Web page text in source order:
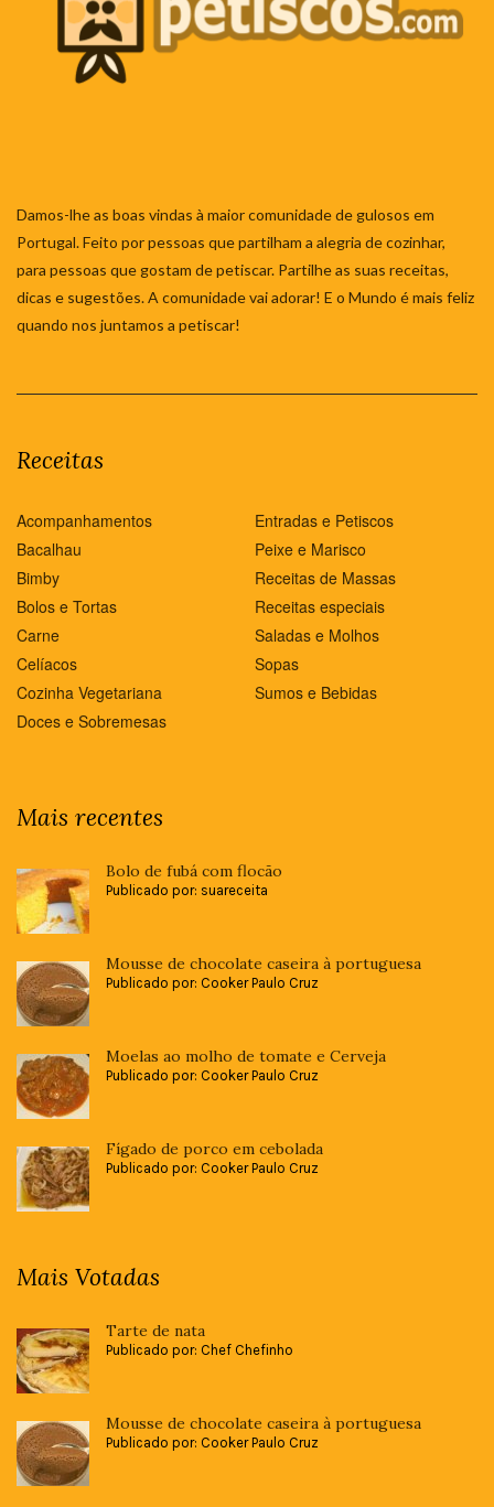
Damos-lhe as boas vindas à maior comunidade de gulosos em
Portugal. Feito por pessoas que partilham a alegria de cozinhar,
para pessoas que gostam de petiscar. Partilhe as suas receitas,
dicas e sugestões. A comunidade vai adorar! E o Mundo é mais feliz
quando nos juntamos a petiscar!
Receitas
Acompanhamentos
Bacalhau
Bimby
Bolos e Tortas
Carne
Celíacos
Cozinha Vegetariana
Doces e Sobremesas
Entradas e Petiscos
Peixe e Marisco
Receitas de Massas
Receitas especiais
Saladas e Molhos
Sopas
Sumos e Bebidas
Mais recentes
Bolo de fubá com flocão
Publicado por: suareceita
Mousse de chocolate caseira à portuguesa
Publicado por: Cooker Paulo Cruz
Moelas ao molho de tomate e Cerveja
Publicado por: Cooker Paulo Cruz
Fígado de porco em cebolada
Publicado por: Cooker Paulo Cruz
Mais Votadas
Tarte de nata
Publicado por: Chef Chefinho
Mousse de chocolate caseira à portuguesa
Publicado por: Cooker Paulo Cruz